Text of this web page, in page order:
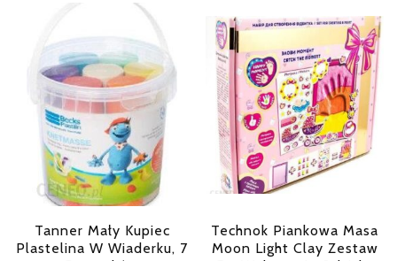
Tanner Mały Kupiec
Plastelina W Wiaderku, 7
Technok Piankowa Masa
Moon Light Clay Zestaw